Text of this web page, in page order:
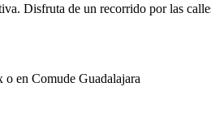
Disfruta de un recorrido por las
o en Comude Guadalajara